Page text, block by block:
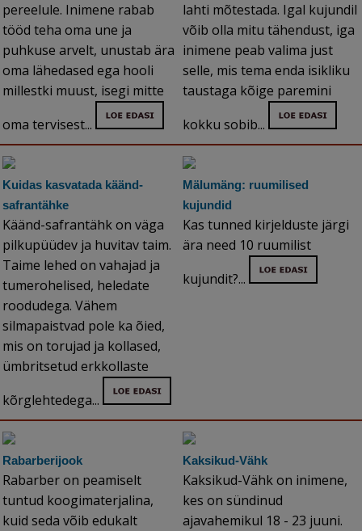
pereelule. Inimene rabab
tööd teha oma une ja
puhkuse arvelt, unustab ära
oma lähedased ega hooli
millestki muust, isegi mitte
oma tervisest...
lahti mõtestada. Igal kujundil
võib olla mitu tähendust, iga
inimene peab valima just
selle, mis tema enda isikliku
taustaga kõige paremini
kokku sobib...
Kuidas kasvatada käänd-
safrantähke
Käänd-safrantähk on väga
pilkupüüdev ja huvitav taim.
Taime lehed on vahajad ja
tumerohelised, heledate
roodudega. Vähem
silmapaistvad pole ka õied,
mis on torujad ja kollased,
ümbritsetud erkkollaste
kõrglehtedega...
Mälumäng: ruumilised
kujundid
Kas tunned kirjelduste järgi
ära need 10 ruumilist
kujundit?...
Rabarberijook
Rabarber on peamiselt
tuntud koogimaterjalina,
kuid seda võib edukalt
Kaksikud-Vähk
Kaksikud-Vähk on inimene,
kes on sündinud
ajavahemikul 18 - 23 juuni.